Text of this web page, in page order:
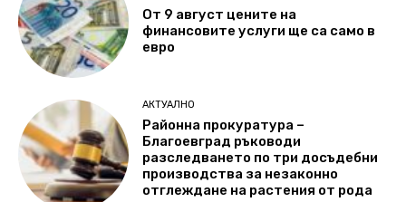
От 9 август цените на
финансовите услуги ще са само в
евро
АКТУАЛНО
Районна прокуратура –
Благоевград ръководи
разследването по три досъдебни
производства за незаконно
отглеждане на растения от рода